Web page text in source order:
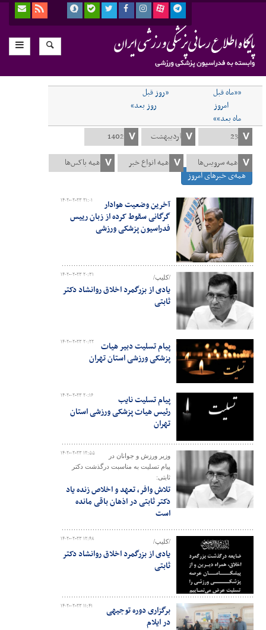
««ماه قبل
«روز قبل
امروز
روز بعد»
ماه بعد»»
همه‌ی خبرهای امروز
۱۴۰۲-۰۲-۲۳ ۲۱:۰۱
آخرین وضعیت هوادار
گرگانی سقوط کرده از زبان رییس
فدراسیون پزشکی ورزشی
۱۴۰۲-۰۲-۲۳ ۲۰:۳۱ /کلیپ/
یادی از بزرگمرد اخلاق روانشاد دکتر
ثابتی
۱۴۰۲-۰۲-۲۳ ۲۰:۲۲
پیام تسلیت دبیر هیات
پزشکی ورزشی استان تهران
۱۴۰۲-۰۲-۲۳ ۲۰:۱۶
پیام تسلیت نایب
رئیس هیات پزشکی ورزشی استان
تهران
۱۴۰۲-۰۲-۲۳ ۱۲:۵۵
وزیر ورزش و جوانان در
پیام تسلیت به مناسبت درگذشت دکتر
ثابتی:
تلاش وافر، تعهد و اخلاص زنده یاد
دکتر ثابتی در اذهان باقی مانده
است
۱۴۰۲-۰۲-۲۳ ۱۲:۴۸ /کلیپ/
یادی از بزرگمرد اخلاق روانشاد دکتر
ثابتی
۱۴۰۲-۰۲-۲۳ ۱۱:۴۱
برگزاری دوره توجیهی
در ایلام